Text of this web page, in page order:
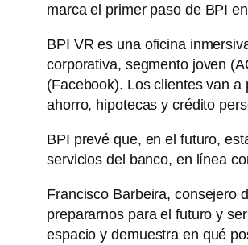
marca el primer paso de BPI
BPI VR es una oficina
corporativa, segmento joven
(Facebook). Los clientes van
ahorro, hipotecas y crédito
BPI prevé que, en el futuro,
servicios del banco, en línea
Francisco Barbeira, consejero
prepararnos para el futuro y
espacio y demuestra en qué